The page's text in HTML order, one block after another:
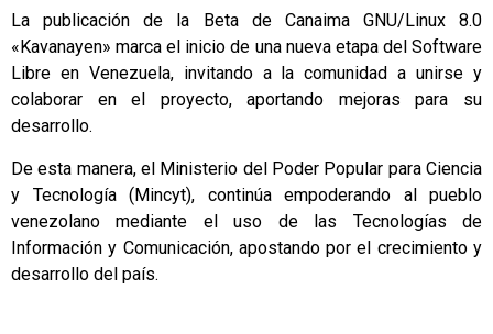
La publicación de la Beta de Canaima GNU/Linux 8.0
«Kavanayen» marca el inicio de una nueva etapa del Software
Libre en Venezuela, invitando a la comunidad a unirse y
colaborar en el proyecto, aportando mejoras para su
desarrollo.
De esta manera, el Ministerio del Poder Popular para Ciencia
y Tecnología (Mincyt), continúa empoderando al pueblo
venezolano mediante el uso de las Tecnologías de
Información y Comunicación, apostando por el crecimiento y
desarrollo del país.